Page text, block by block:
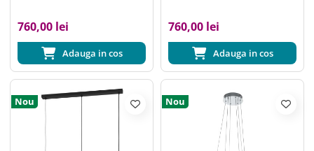
760,00 lei
Adauga in cos
760,00 lei
Adauga in cos
Nou Nou